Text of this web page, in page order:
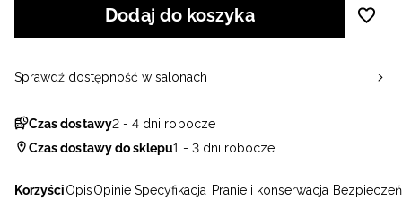
KorzyściOpisOpinie Specyfikacja Pranie i konserwacja
Dodaj do koszyka
Czas dostawy2 - 4 dni robocze
Czas dostawy do sklepu1 - 3 dni robocze
Sprawdź dostępność w salonach